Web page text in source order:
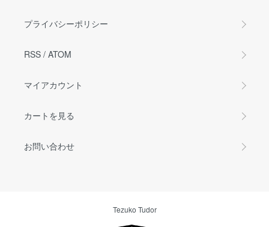
プライバシーポリシー
RSS / ATOM
マイアカウント
カートを見る
お問い合わせ
Tezuko Tudor